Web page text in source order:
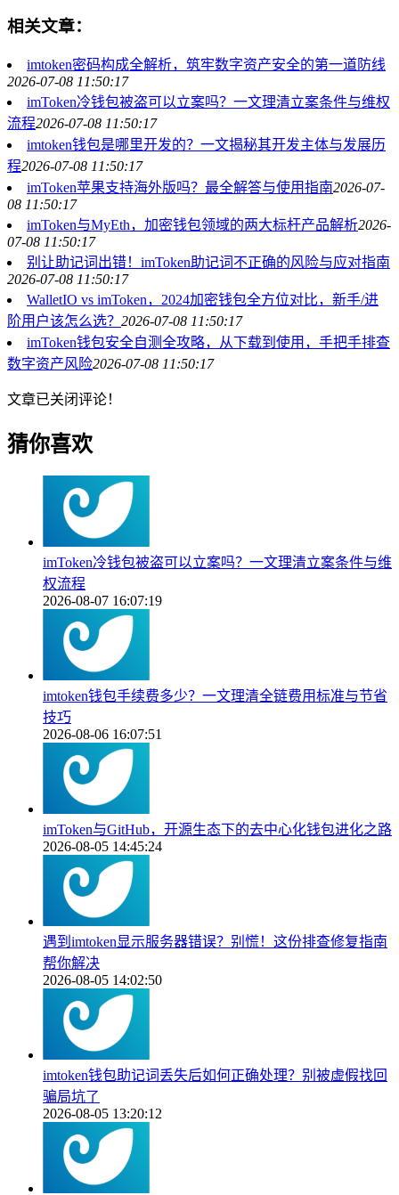
相关文章：
imtoken密码构成全解析，筑牢数字资产安全的第一道防线
2026-07-08 11:50:17
imToken冷钱包被盗可以立案吗？一文理清立案条件与维权
流程2026-07-08 11:50:17
imtoken钱包是哪里开发的？一文揭秘其开发主体与发展历
程2026-07-08 11:50:17
imToken苹果支持海外版吗？最全解答与使用指南2026-07-
08 11:50:17
imToken与MyEth，加密钱包领域的两大标杆产品解析2026-
07-08 11:50:17
别让助记词出错！imToken助记词不正确的风险与应对指南
2026-07-08 11:50:17
WalletIO vs imToken，2024加密钱包全方位对比，新手/进
阶用户该怎么选？ 2026-07-08 11:50:17
imToken钱包安全自测全攻略，从下载到使用，手把手排查
数字资产风险2026-07-08 11:50:17
文章已关闭评论！
猜你喜欢
imToken冷钱包被盗可以立案吗？一文理清立案条件与维
权流程
2026-08-07 16:07:19
imtoken钱包手续费多少？一文理清全链费用标准与节省
技巧
2026-08-06 16:07:51
imToken与GitHub，开源生态下的去中心化钱包进化之路
2026-08-05 14:45:24
遇到imtoken显示服务器错误？别慌！这份排查修复指南
帮你解决
2026-08-05 14:02:50
imtoken钱包助记词丢失后如何正确处理？别被虚假找回
骗局坑了
2026-08-05 13:20:12